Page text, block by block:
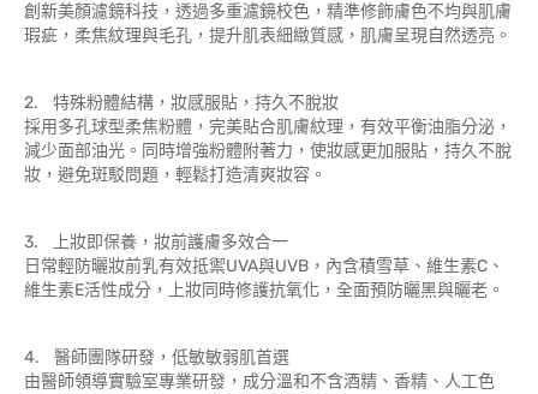
創新美顏濾鏡科技，透過多重濾鏡校色，精準修飾膚色不均與肌膚
瑕疵，柔焦紋理與毛孔，提升肌表細緻質感，肌膚呈現自然透亮。
2. 特殊粉體結構，妝感服貼，持久不脫妝
採用多孔球型柔焦粉體，完美貼合肌膚紋理，有效平衡油脂分泌，
減少面部油光。同時增強粉體附著力，使妝感更加服貼，持久不脫
妝，避免斑駁問題，輕鬆打造清爽妝容。
3. 上妝即保養，妝前護膚多效合一
日常輕防曬妝前乳有效抵禦UVA與UVB，內含積雪草、維生素C、
維生素E活性成分，上妝同時修護抗氧化，全面預防曬黑與曬老。
4. 醫師團隊研發，低敏敏弱肌首選
由醫師領導實驗室專業研發，成分溫和不含酒精、香精、人工色